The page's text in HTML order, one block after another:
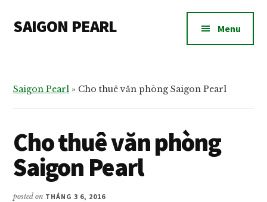
main
footer
menu
SAIGON PEARL
hộ
Saigon
Pearl
bán
và
Menu
Saigon Pearl » Cho thuê văn phòng Saigon Pearl
Cho thuê văn phòng
Saigon Pearl
posted on THÁNG 3 6, 2016